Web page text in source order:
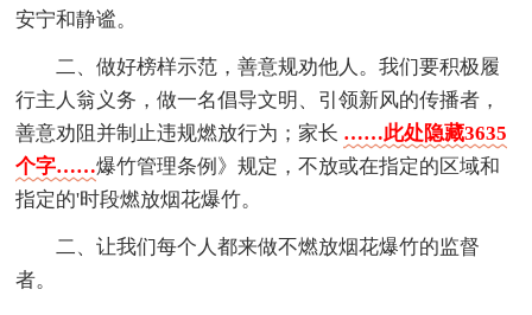
安宁和静谧。
二、做好榜样示范，善意规劝他人。我们要积极履
行主人翁义务，做一名倡导文明、引领新风的传播者，
善意劝阻并制止违规燃放行为；家长 ……此处隐藏3635
个字……爆竹管理条例》规定，不放或在指定的区域和
指定的'时段燃放烟花爆竹。
二、让我们每个人都来做不燃放烟花爆竹的监督
者。